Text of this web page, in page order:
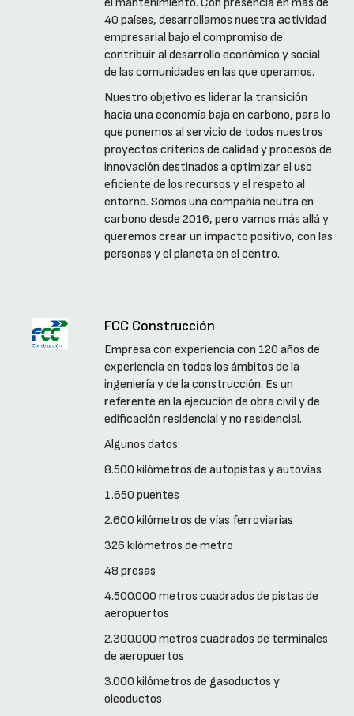
40 países, desarrollamos nuestra actividad
empresarial bajo el compromiso de
contribuir al desarrollo económico y social
de las comunidades en las que operamos.
Nuestro objetivo es liderar la transición
hacia una economía baja en carbono, para lo
que ponemos al servicio de todos nuestros
proyectos criterios de calidad y procesos de
innovación destinados a optimizar el uso
eficiente de los recursos y el respeto al
entorno. Somos una compañía neutra en
carbono desde 2016, pero vamos más allá y
queremos crear un impacto positivo, con las
personas y el planeta en el centro.
FCC Construcción
Empresa con experiencia con 120 años de
experiencia en todos los ámbitos de la
ingeniería y de la construcción. Es un
referente en la ejecución de obra civil y de
edificación residencial y no residencial.
Algunos datos:
8.500 kilómetros de autopistas y autovías
1.650 puentes
2.600 kilómetros de vías ferroviarias
326 kilómetros de metro
48 presas
4.500.000 metros cuadrados de pistas de
aeropuertos
2.300.000 metros cuadrados de terminales
de aeropuertos
3.000 kilómetros de gasoductos y
oleoductos